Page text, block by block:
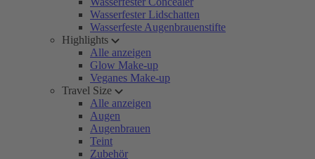
Wasserfester Lidschatten
Wasserfeste Augenbrauenstifte
Highlights
Alle anzeigen
Glow Make-up
Veganes Make-up
Travel Size
Alle anzeigen
Augen
Augenbrauen
Teint
Zubehör